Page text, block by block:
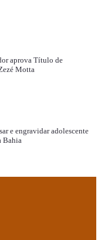
aprova Título de
Motta
e engravidar adolescente
Bahia